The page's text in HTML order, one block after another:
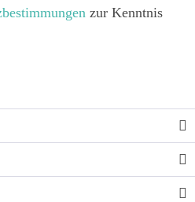
zur Kenntnis